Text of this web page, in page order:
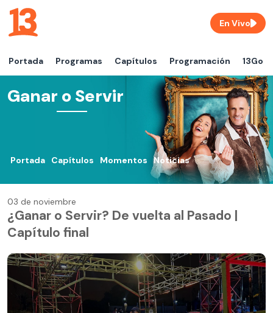
Portada Programas Capítulos Programación 13Go
En Vivo
Ganar o Servir
Portada Capítulos Momentos Noticias
03 de noviembre
¿Ganar o Servir? De vuelta al Pasado |
Capítulo final